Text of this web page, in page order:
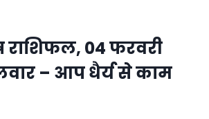
04 फरवरी
– आप धैर्य से काम